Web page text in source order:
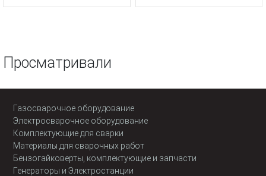
Просматривали
Газосварочное оборудование
Электросварочное оборудование
Комплектующие для сварки
Материалы для сварочных работ
Бензогайковерты, комплектующие и запчасти
Генераторы и Электростанции